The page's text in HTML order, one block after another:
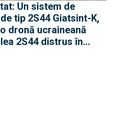
Un sistem de
tip 2S44 Giatsint-K,
dronă ucraineană
2S44 distrus în